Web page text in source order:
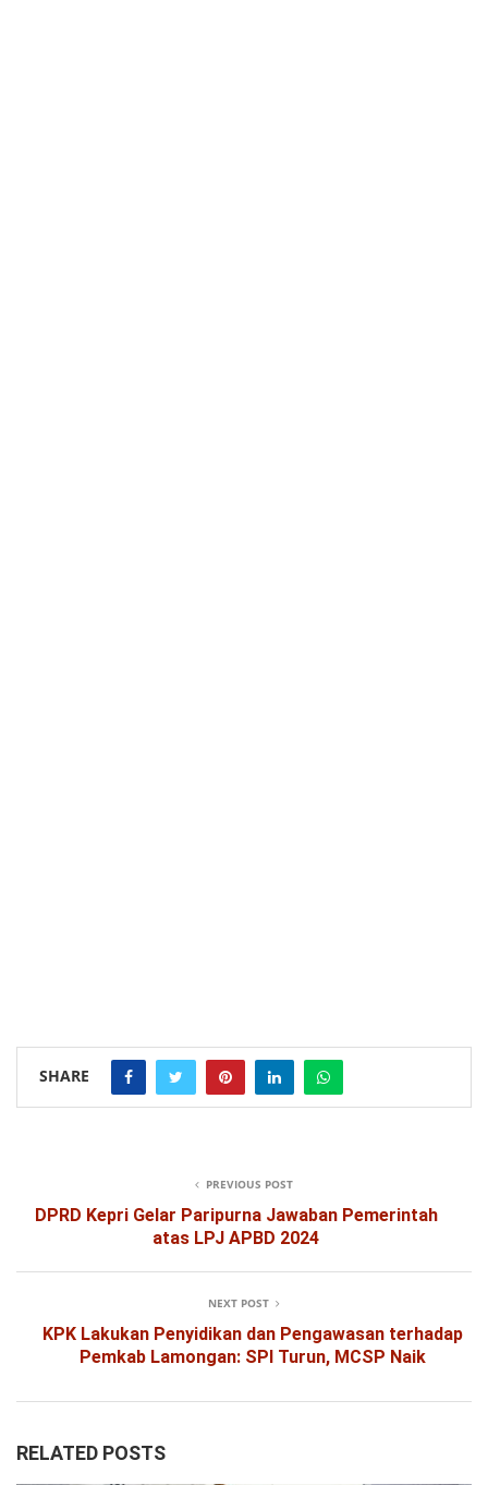
SHARE
PREVIOUS POST
DPRD Kepri Gelar Paripurna Jawaban Pemerintah
atas LPJ APBD 2024
NEXT POST
KPK Lakukan Penyidikan dan Pengawasan terhadap
Pemkab Lamongan: SPI Turun, MCSP Naik
RELATED POSTS